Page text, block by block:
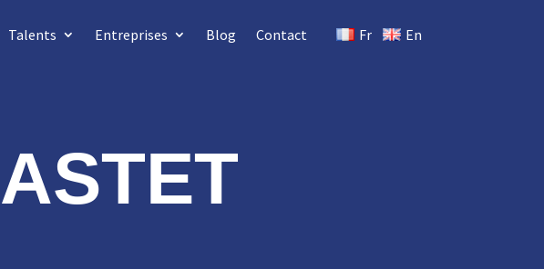
Talents Entreprises Blog Contact Fr En